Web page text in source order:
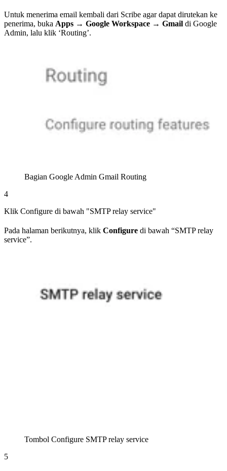
Untuk menerima email kembali dari Scribe agar dapat dirutekan ke
penerima, buka Apps → Google Workspace → Gmail di Google
Admin, lalu klik ‘Routing’.
Bagian Google Admin Gmail Routing
4
Klik Configure di bawah "SMTP relay service"
Pada halaman berikutnya, klik Configure di bawah “SMTP relay
service”.
Tombol Configure SMTP relay service
5